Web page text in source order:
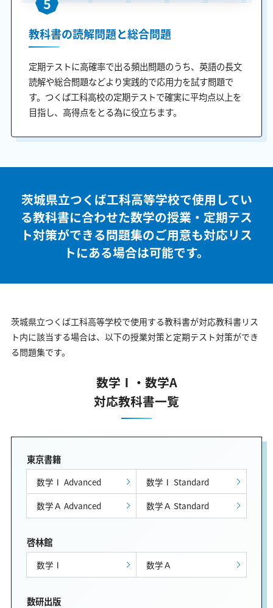
教科書の読解問題と総合問題
定期テストに高確率で出る頻出問題のうち、英語の長文
読解や総合問題などより実践的で応用力を試す問題で
す。つくば工科高校の定期テストで確実に平均点以上を
目指し、高得点をとる為に役立ちます。
茨城県立つくば工科高等学校で使用してい
る教科書に合わせた数学の授業・定期テス
ト対策ができる問題集のご用意も対応リス
トにある場合は可能です。
茨城県立つくば工科高等学校で使用する教科書が対応教科書リス
ト内に該当する場合は、以下の授業対策と定期テスト対策ができ
る問題集です。
数学Ⅰ・数学A
対応教科書一覧
東京書籍
数学Ⅰ Advanced
数学Ⅰ Standard
数学Ａ Advanced
数学Ａ Standard
啓林館
数学Ⅰ 数学Ａ
数研出版